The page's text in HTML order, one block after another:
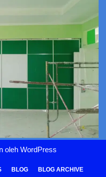
oleh WordPress
BLOG BLOG ARCHIVE